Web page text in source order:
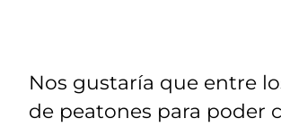
Nos gustaría que entre
de peatones para poder